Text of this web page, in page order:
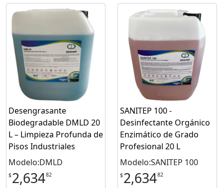
Desengrasante
Biodegradable DMLD 20
L – Limpieza Profunda de
Pisos Industriales
Modelo:DMLD
$2,63482
SANITEP 100 -
Desinfectante Orgánico
Enzimático de Grado
Profesional 20 L
Modelo:SANITEP 100
$2,63482